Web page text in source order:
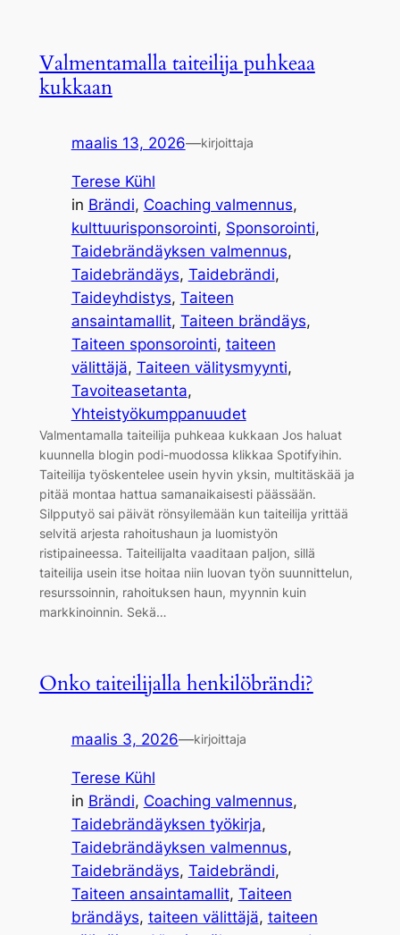
Valmentamalla taiteilija puhkeaa
kukkaan
maalis 13, 2026—kirjoittaja
Terese Kühl
in Brändi, Coaching valmennus
kulttuurisponsorointi, Sponsorointi
Taidebrändäyksen valmennus
Taidebrändäys, Taidebrändi
Taideyhdistys, Taiteen
ansaintamallit, Taiteen brändäys
Taiteen sponsorointi, taiteen
välittäjä, Taiteen välitysmyynti
Tavoiteasetanta
Yhteistyökumppanuudet
Valmentamalla taiteilija puhkeaa kukkaan Jos haluat
kuunnella blogin podi-muodossa klikkaa Spotifyihin.
Taiteilija työskentelee usein hyvin yksin, multitäskää ja
pitää montaa hattua samanaikaisesti päässään.
Silpputyö sai päivät rönsyilemään kun taiteilija yrittää
selvitä arjesta rahoitushaun ja luomistyön
ristipaineessa. Taiteilijalta vaaditaan paljon, sillä
taiteilija usein itse hoitaa niin luovan työn suunnittelun,
resurssoinnin, rahoituksen haun, myynnin kuin
markkinoinnin. Sekä…
Onko taiteilijalla henkilöbrändi?
maalis 3, 2026—kirjoittaja
Terese Kühl
in Brändi, Coaching valmennus
Taidebrändäyksen työkirja
Taidebrändäyksen valmennus
Taidebrändäys, Taidebrändi
Taiteen ansaintamallit, Taiteen
brändäys, taiteen välittäjä, taiteen